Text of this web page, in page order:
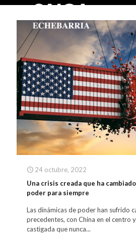
24 octubre, 2022
Una crisis creada que ha
poder para siempre
Las dinámicas de poder han sufrido
precedentes, con China en el centro
castigada que nunca...